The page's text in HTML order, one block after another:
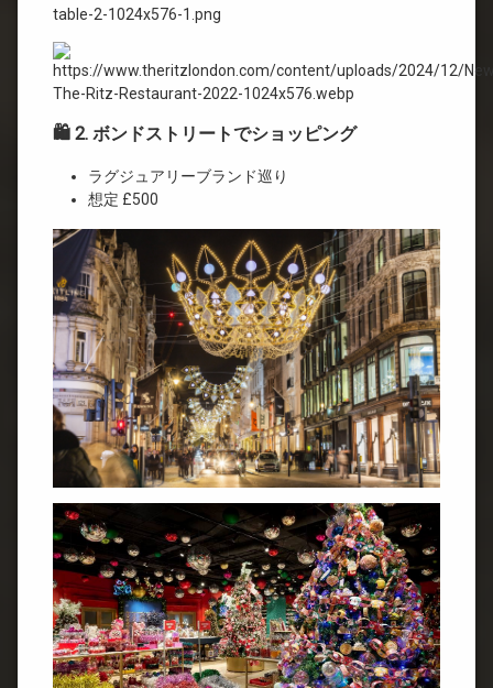
🛍 2. ボンドストリートでショッピング
ラグジュアリーブランド巡り
想定 £500